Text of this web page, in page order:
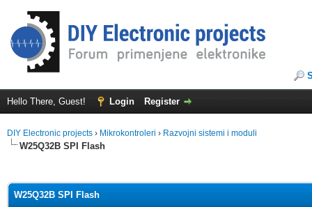
Hello There, Guest! Login Register
DIY Electronic projects › Mikrokontroleri › Razvojni sistemi i moduli
W25Q32B SPI Flash
W25Q32B SPI Flash